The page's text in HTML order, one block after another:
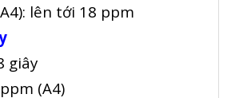
lên tới 18 ppm
giây
(A4)